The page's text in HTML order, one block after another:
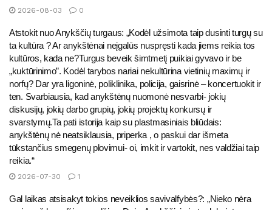
2026-08-03 0
Atstokit nuo Anykščių turgaus: „Kodėl užsimota taip dusinti turgų su
ta kultūra ? Ar anykštėnai neįgalūs nuspręsti kada jiems reikia tos
kultūros, kada ne?Turgus beveik šimtmetį puikiai gyvavo ir be
„kuktūrinimo”. Kodėl tarybos nariai nekultūrina vietinių maximų ir
norfų? Dar yra ligoninė, poliklinika, policija, gaisrinė – koncertuokit ir
ten. Svarbiausia, kad anykštėnų nuomonė nesvarbi- jokių
diskusijų, jokių darbo grupių, jokių projektų konkursų ir
svarstymų.Ta pati istorija kaip su plastmasiniais bliūdais:
anykštėnų nė neatsiklausia, priperka , o paskui dar išmeta
tūkstančius smegenų plovimui- oi, imkit ir vartokit, nes valdžiai taip
reikia.“
2026-07-30 1
Gal laikas atsisakyt tokios neveiklios savivalfybės?: „Nieko nėra